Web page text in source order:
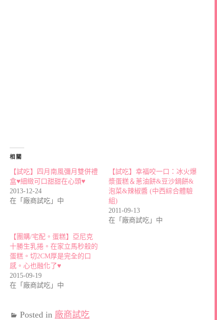
相關
【試吃】四月南風彌月雙併禮
盒♥細緻可口甜甜在心頭♥
2013-12-24
在「廠商試吃」中
【試吃】幸福咬一口：冰火爆
漿蛋糕＆蔥油餅&豆沙鍋餅&
泡菜&辣椒醬 (中西綜合體驗
組)
2011-09-13
在「廠商試吃」中
【團購/宅配。蛋糕】亞尼克
十勝生乳捲。在家立馬秒殺的
蛋糕。切2CM厚是完全的口
感。心也融化了♥
2015-09-19
在「廠商試吃」中
Posted in 廠商試吃